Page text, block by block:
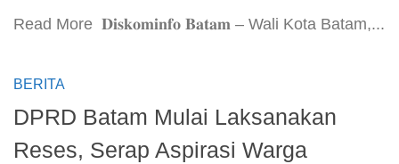
​Read More ​ 𝐃𝐢𝐬𝐤𝐨𝐦𝐢𝐧𝐟𝐨 𝐁𝐚𝐭𝐚𝐦 – Wali Kota Batam,...
BERITA
DPRD Batam Mulai Laksanakan
Reses, Serap Aspirasi Warga